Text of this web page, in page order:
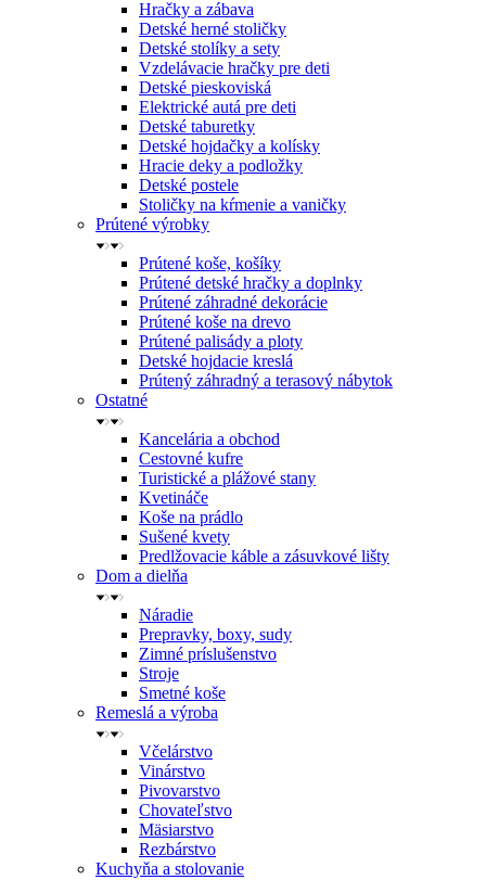
Hračky a zábava
Detské herné stoličky
Detské stolíky a sety
Vzdelávacie hračky pre deti
Detské pieskoviská
Elektrické autá pre deti
Detské taburetky
Detské hojdačky a kolísky
Hracie deky a podložky
Detské postele
Stoličky na kŕmenie a vaničky
Prútené výrobky
Prútené koše, košíky
Prútené detské hračky a doplnky
Prútené záhradné dekorácie
Prútené koše na drevo
Prútené palisády a ploty
Detské hojdacie kreslá
Prútený záhradný a terasový nábytok
Ostatné
Kancelária a obchod
Cestovné kufre
Turistické a plážové stany
Kvetináče
Koše na prádlo
Sušené kvety
Predlžovacie káble a zásuvkové lišty
Dom a dielňa
Náradie
Prepravky, boxy, sudy
Zimné príslušenstvo
Stroje
Smetné koše
Remeslá a výroba
Včelárstvo
Vinárstvo
Pivovarstvo
Chovateľstvo
Mäsiarstvo
Rezbárstvo
Kuchyňa a stolovanie